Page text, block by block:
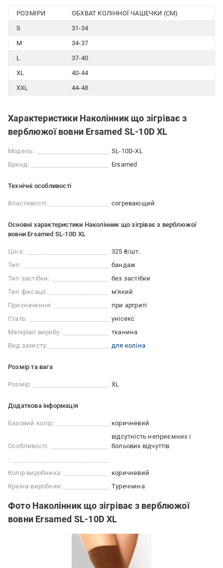
РОЗМІРИ
ОБХВАТ КОЛІННОЇ ЧАШЕЧКИ (CM)
S
31-34
M
34-37
L
37-40
XL
40-44
XXL
44-48
Характеристики Наколінник що зігріває з
верблюжої вовни Ersamed SL-10D XL
Модель:
SL-10D-XL
Бренд:
Ersamed
Технічні особливості
Властивості: согревающий
Основні характеристики Наколінник що зігріває з верблюжої
вовни Ersamed SL-10D XL
Ціна:
325 ₴/шт.
Тип:
бандаж
Тип застібки:
без застібки
Тип фіксації:
м'який
Призначення:
при артриті
Стать:
унісекс
Матеріал виробу:
тканина
Вид захисту:
для коліна
Розмір та вага
Розмір: XL
Додаткова інформація
Базовий колір: коричневий
Особливості:
відсутність неприємних і
больових відчуттів
:
Колір виробника:
коричневий
Країна-виробник:
Туреччина
Фото Наколінник що зігріває з верблюжої
вовни Ersamed SL-10D XL